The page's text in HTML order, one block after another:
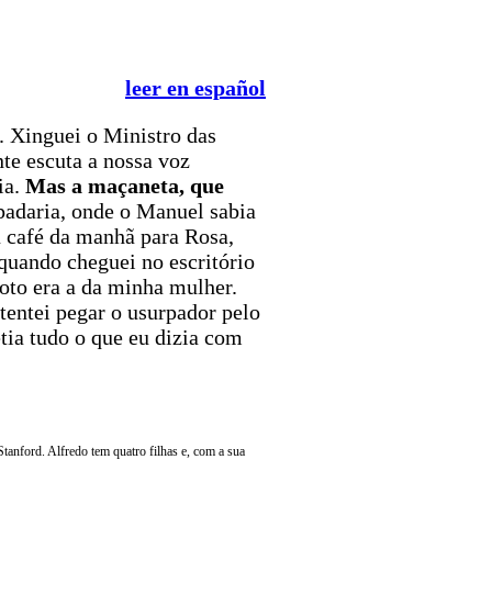
leer en español
Xinguei o Ministro das
escuta a nossa voz
Mas a maçaneta, que
onde o Manuel sabia
da manhã para Rosa,
cheguei no escritório
era a da minha mulher.
pegar o usurpador pelo
tudo o que eu dizia com
Alfredo tem quatro filhas e, com a sua